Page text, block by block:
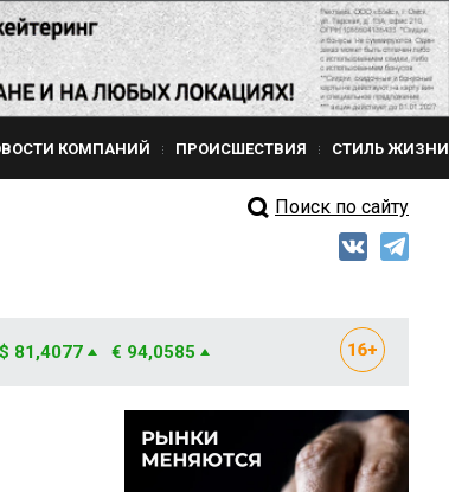
КОМПАНИЙ ПРОИСШЕСТВИЯ СТИЛЬ ЖИЗНИ
Поиск по сайту
$ 81,4077 € 94,0585